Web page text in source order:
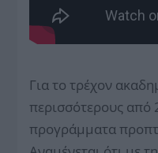
Για το τρέχον
περισσότερους από
προγράμματα